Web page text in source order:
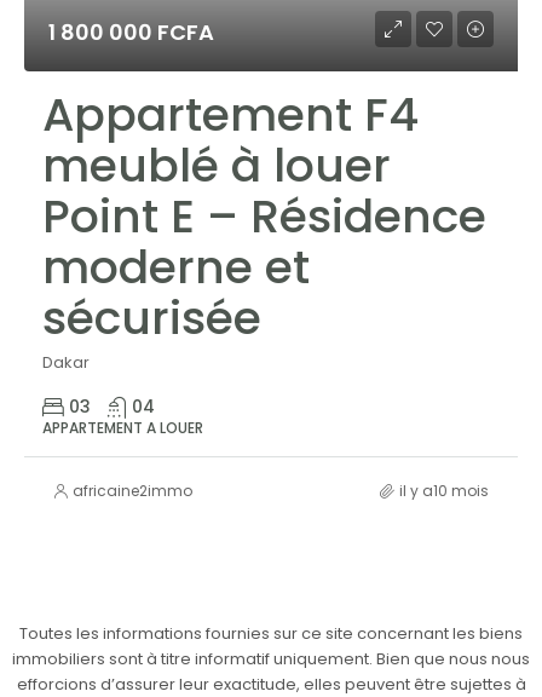
1 800 000 FCFA
Appartement F4
meublé à louer
Point E – Résidence
moderne et
sécurisée
Dakar
03 04
APPARTEMENT A LOUER
africaine2immo il y a10 mois
Toutes les informations fournies sur ce site concernant les biens
immobiliers sont à titre informatif uniquement. Bien que nous nous
efforcions d’assurer leur exactitude, elles peuvent être sujettes à